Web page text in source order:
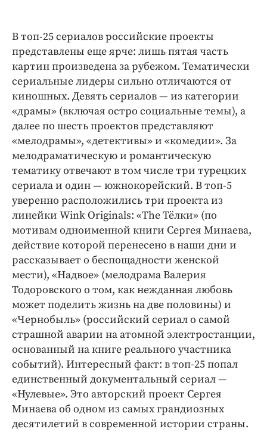
В топ-25 сериалов российские проекты
представлены еще ярче: лишь пятая часть
картин произведена за рубежом. Тематически
сериальные лидеры сильно отличаются от
киношных. Девять сериалов — из категории
«драмы» (включая остро социальные темы), а
далее по шесть проектов представляют
«мелодрамы», «детективы» и «комедии». За
мелодраматическую и романтическую
тематику отвечают в том числе три турецких
сериала и один — южнокорейский. В топ-5
уверенно расположились три проекта из
линейки Wink Originals: «The Тёлки» (по
мотивам одноименной книги Сергея Минаева,
действие которой перенесено в наши дни и
рассказывает о беспощадности женской
мести), «Надвое» (мелодрама Валерия
Тодоровского о том, как нежданная любовь
может поделить жизнь на две половины) и
«Чернобыль» (российский сериал о самой
страшной аварии на атомной электростанции,
основанный на книге реального участника
событий). Интересный факт: в топ-25 попал
единственный документальный сериал —
«Нулевые». Это авторский проект Сергея
Минаева об одном из самых грандиозных
десятилетий в современной истории страны.